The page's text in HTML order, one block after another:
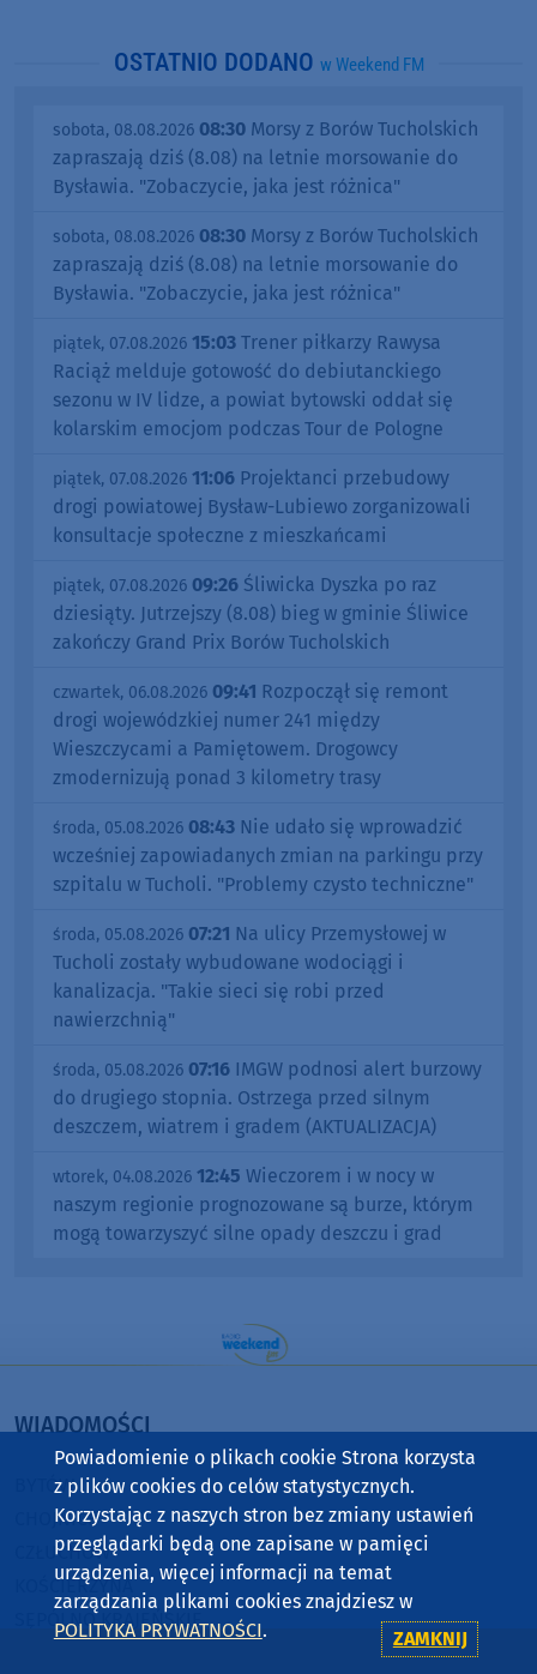
OSTATNIO DODANO w Weekend FM
sobota, 08.08.2026 08:30 Morsy z Borów Tucholskich
zapraszają dziś (8.08) na letnie morsowanie do
Bysławia. "Zobaczycie, jaka jest różnica"
sobota, 08.08.2026 08:30 Morsy z Borów Tucholskich
zapraszają dziś (8.08) na letnie morsowanie do
Bysławia. "Zobaczycie, jaka jest różnica"
piątek, 07.08.2026 15:03 Trener piłkarzy Rawysa
Raciąż melduje gotowość do debiutanckiego
sezonu w IV lidze, a powiat bytowski oddał się
kolarskim emocjom podczas Tour de Pologne
piątek, 07.08.2026 11:06 Projektanci przebudowy
drogi powiatowej Bysław-Lubiewo zorganizowali
konsultacje społeczne z mieszkańcami
piątek, 07.08.2026 09:26 Śliwicka Dyszka po raz
dziesiąty. Jutrzejszy (8.08) bieg w gminie Śliwice
zakończy Grand Prix Borów Tucholskich
czwartek, 06.08.2026 09:41 Rozpoczął się remont
drogi wojewódzkiej numer 241 między
Wieszczycami a Pamiętowem. Drogowcy
zmodernizują ponad 3 kilometry trasy
środa, 05.08.2026 08:43 Nie udało się wprowadzić
wcześniej zapowiadanych zmian na parkingu przy
szpitalu w Tucholi. "Problemy czysto techniczne"
środa, 05.08.2026 07:21 Na ulicy Przemysłowej w
Tucholi zostały wybudowane wodociągi i
kanalizacja. "Takie sieci się robi przed
nawierzchnią"
środa, 05.08.2026 07:16 IMGW podnosi alert burzowy
do drugiego stopnia. Ostrzega przed silnym
deszczem, wiatrem i gradem (AKTUALIZACJA)
wtorek, 04.08.2026 12:45 Wieczorem i w nocy w
naszym regionie prognozowane są burze, którym
mogą towarzyszyć silne opady deszczu i grad
WIADOMOŚCI
BYTÓW
CHOJNICE
CZŁUCHÓW
KOŚCIERZYNA
SĘPÓLNO KRAJEŃSKIE
Powiadomienie o plikach cookie Strona korzysta
z plików cookies do celów statystycznych.
Korzystając z naszych stron bez zmiany ustawień
przeglądarki będą one zapisane w pamięci
urządzenia, więcej informacji na temat
zarządzania plikami cookies znajdziesz w
POLITYKA PRYWATNOŚCI. ZAMKNIJ